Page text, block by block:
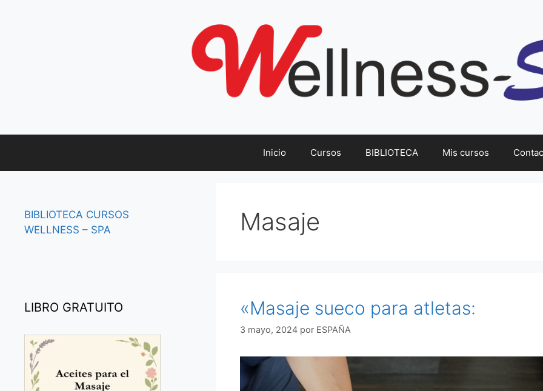
Inicio Cursos BIBLIOTECA Mis cursos
Masaje
«Masaje sueco para atletas:
3 mayo, 2024 por ESPAÑA
BIBLIOTECA CURSOS
WELLNESS – SPA
LIBRO GRATUITO